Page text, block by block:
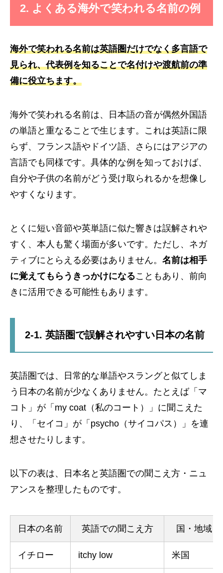
2. よくある海外で笑われる名前の例
海外で笑われる名前は英語圏だけでなく多言語で
見られ、代表例を知ることで名付けや渡航前の準
備に役立ちます。
海外で笑われる名前は、日本語の音が偶然外国語
の単語と重なることで生じます。これは英語に限
らず、フランス語やドイツ語、さらにはアジアの
言語でも同様です。具体的な例を知っておけば、
自分や子供の名前がどう受け取られるかを想像し
やすくなります。
とくに短い音節や英単語に似た響きは誤解されや
すく、本人も驚く場面が多いです。ただし、ネガ
ティブにとらえる必要はありません。 名前は相手
に覚えてもらうきっかけになることもあり、前向
きに活用できる可能性もあります。
2-1. 英語圏で誤解されやすい日本の名前
英語圏では、日常的な単語やスラングと似てしま
う日本の名前が少なくありません。たとえば「マ
コト」が「my coat（私のコート）」に聞こえた
り、「セイコ」が「psycho（サイコパス）」を連
想させたりします。
以下の表は、日本名と英語圏での聞こえ方・ニュ
アンスを整理したものです。
日本の名前 英語での聞こえ方 国・地域
イチロー itchy low 米国